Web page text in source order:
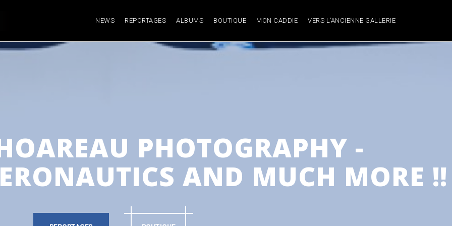
NEWS REPORTAGES ALBUMS BOUTIQUE MON CADDIE VERS L’ANCIENNE GALLERIE
PHOTOGRAPHY -
AND MUCH MORE !!